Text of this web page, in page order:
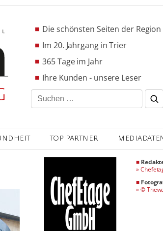
Die schönsten Seiten der Region
Im 20. Jahrgang in Trier
365 Tage im Jahr
Ihre Kunden - unsere Leser
Suchen
nach:
TOP PARTNER
■
»
■
»©